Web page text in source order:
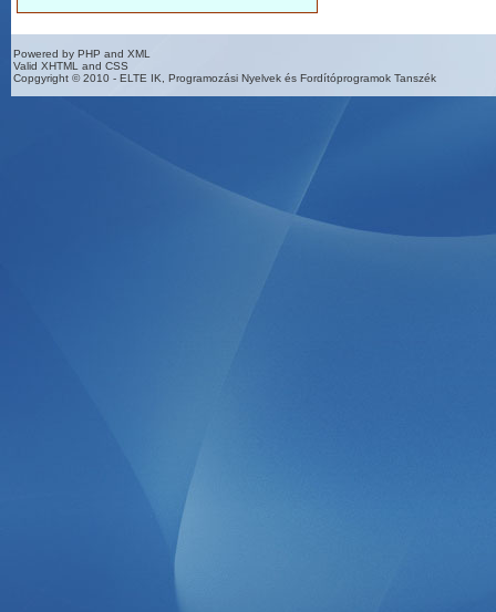
Powered by PHP and XML
Valid XHTML and CSS
Copgyright © 2010 - ELTE IK, Programozási Nyelvek és Fordítóprogramok Tanszék